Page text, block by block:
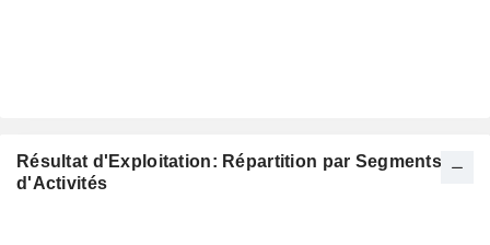
Résultat d'Exploitation: Répartition par Segments
d'Activités